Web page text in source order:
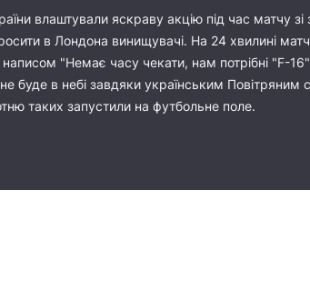
влаштували яскраву акцію під час матчу зі
в Лондона винищувачі. На 24 хвилині
"Немає часу чекати, нам потрібні "F-
буде в небі завдяки українським Повітряним
таких запустили на футбольне поле.